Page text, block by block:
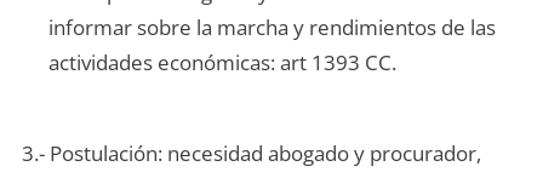
informar sobre la marcha y rendimientos de las
actividades económicas: art 1393 CC.
3.- Postulación: necesidad abogado y procurador,